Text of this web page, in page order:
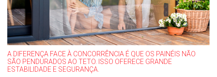
A DIFERENÇA FACE À CONCORRÊNCIA É QUE OS PAINÉIS NÃO
SÃO PENDURADOS AO TETO. ISSO OFERECE GRANDE
ESTABILIDADE E SEGURANÇA.